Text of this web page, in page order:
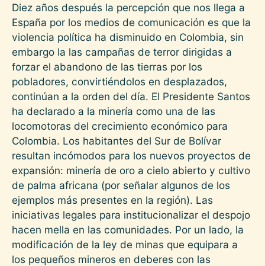
Diez años después la percepción que nos llega a
España por los medios de comunicación es que la
violencia política ha disminuido en Colombia, sin
embargo la las campañas de terror dirigidas a
forzar el abandono de las tierras por los
pobladores, convirtiéndolos en desplazados,
continúan a la orden del día. El Presidente Santos
ha declarado a la minería como una de las
locomotoras del crecimiento económico para
Colombia. Los habitantes del Sur de Bolívar
resultan incómodos para los nuevos proyectos de
expansión: minería de oro a cielo abierto y cultivo
de palma africana (por señalar algunos de los
ejemplos más presentes en la región). Las
iniciativas legales para institucionalizar el despojo
hacen mella en las comunidades. Por un lado, la
modificación de la ley de minas que equipara a
los pequeños mineros en deberes con las